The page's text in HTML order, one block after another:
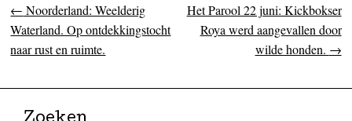
Post navigation
← Noorderland: Weelderig
Waterland. Op ontdekkingstocht
naar rust en ruimte.
Het Parool 22 juni: Kickbokser
Roya werd aangevallen door
wilde honden. →